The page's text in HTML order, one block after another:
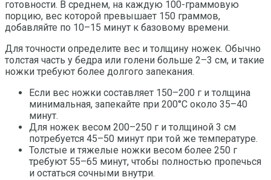
готовности. В среднем, на каждую 100-граммовую
порцию, вес которой превышает 150 граммов,
добавляйте по 10–15 минут к базовому времени.
Для точности определите вес и толщину ножек. Обычно
толстая часть у бедра или голени больше 2–3 см, и такие
ножки требуют более долгого запекания.
Если вес ножки составляет 150–200 г и толщина
минимальная, запекайте при 200°C около 35–40
минут.
Для ножек весом 200–250 г и толщиной 3 см
потребуется 45–50 минут при той же температуре.
Толстые и тяжелые ножки весом более 250 г
требуют 55–65 минут, чтобы полностью пропечься
и остаться сочными внутри.